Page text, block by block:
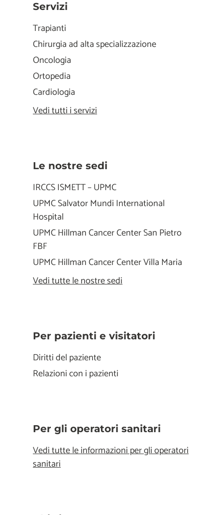
Servizi
Trapianti
Chirurgia ad alta specializzazione
Oncologia
Ortopedia
Cardiologia
Vedi tutti i servizi
Le nostre sedi
IRCCS ISMETT – UPMC
UPMC Salvator Mundi International
Hospital
UPMC Hillman Cancer Center San Pietro
FBF
UPMC Hillman Cancer Center Villa Maria
Vedi tutte le nostre sedi
Per pazienti e visitatori
Diritti del paziente
Relazioni con i pazienti
Per gli operatori sanitari
Vedi tutte le informazioni per gli operatori
sanitari